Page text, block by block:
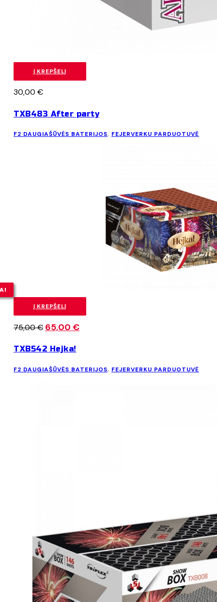
Į KREPŠELĮ
30,00 €
TXB483 After party
F2 DAUGIAŠŪVĖS BATERIJOS, FEJERVERKU PARDUOTUVĖ
Į KREPŠELĮ
75,00€ Original
was:
75,00 €.
65,00 €Current
TXB542 Hejka!
F2 DAUGIAŠŪVĖS BATERIJOS, FEJERVERKU PARDUOTUVĖ